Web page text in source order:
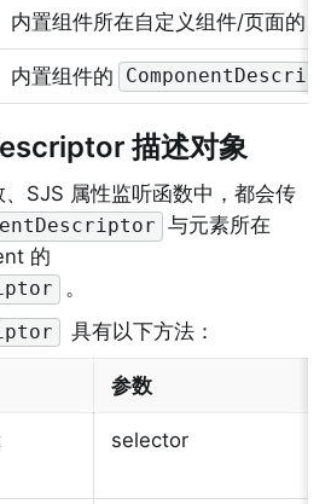
内置组件所在自定义组件/页面的
内置组件的
描述对象
SJS 属性监听函数中，都会传
与元素所在
的
。
具有以下方法：
参数
selector